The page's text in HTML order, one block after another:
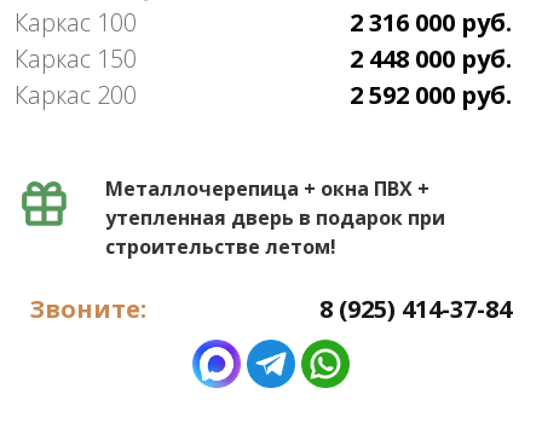
Каркас 100
2 316 000 руб.
Каркас 150
2 448 000 руб.
Каркас 200
2 592 000 руб.
Металлочерепица + окна ПВХ +
утепленная дверь в подарок при
строительстве летом!
Звоните: 8 (925) 414-37-84